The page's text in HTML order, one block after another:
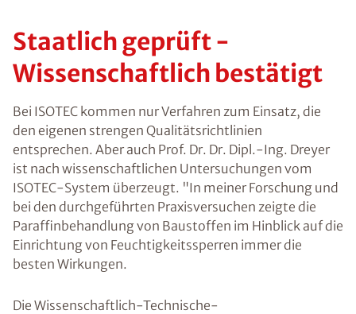
Staatlich geprüft -
Wissenschaftlich bestätigt
Bei ISOTEC kommen nur Verfahren zum Einsatz, die
den eigenen strengen Qualitätsrichtlinien
entsprechen. Aber auch Prof. Dr. Dr. Dipl.-Ing. Dreyer
ist nach wissenschaftlichen Untersuchungen vom
ISOTEC-System überzeugt. "In meiner Forschung und
bei den durchgeführten Praxisversuchen zeigte die
Paraffinbehandlung von Baustoffen im Hinblick auf die
Einrichtung von Feuchtigkeitssperren immer die
besten Wirkungen.
Die Wissenschaftlich-Technische-